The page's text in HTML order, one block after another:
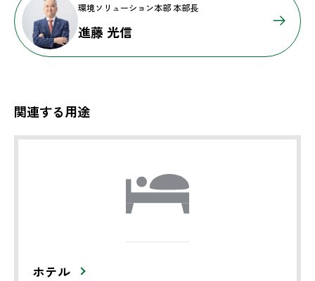
環境ソリューション本部 本部長
進藤 光信
関連する用途
ホテル